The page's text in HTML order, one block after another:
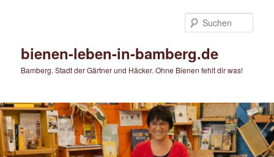
bienen-leben-in-bamberg.de
Bamberg. Stadt der Gärtner und Häcker. Ohne Bienen fehlt dir was!